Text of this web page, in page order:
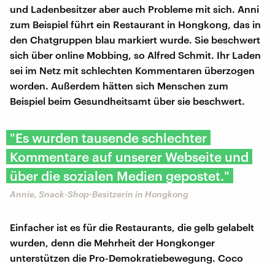
und Ladenbesitzer aber auch Probleme mit sich. Anni
zum Beispiel führt ein Restaurant in Hongkong, das in
den Chatgruppen blau markiert wurde. Sie beschwert
sich über online Mobbing, so Alfred Schmit. Ihr Laden
sei im Netz mit schlechten Kommentaren überzogen
worden. Außerdem hätten sich Menschen zum
Beispiel beim Gesundheitsamt über sie beschwert.
"Es wurden tausende schlechter
Kommentare auf unserer Webseite und
über die sozialen Medien gepostet."
Annie, Snack-Shop-Besitzerin in Hongkong
Einfacher ist es für die Restaurants, die gelb gelabelt
wurden, denn die Mehrheit der Hongkonger
unterstützen die Pro-Demokratiebewegung. Coco